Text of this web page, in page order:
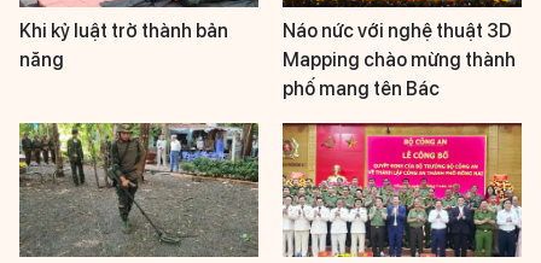
Khi kỷ luật trở thành bản
năng
Náo nức với nghệ thuật 3D
Mapping chào mừng thành
phố mang tên Bác